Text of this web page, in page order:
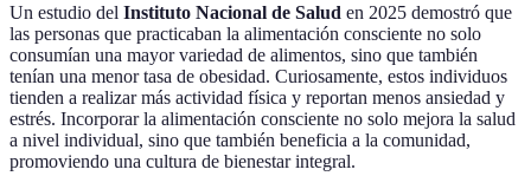
Un estudio del Instituto Nacional de Salud en 2025 demostró que
las personas que practicaban la alimentación consciente no solo
consumían una mayor variedad de alimentos, sino que también
tenían una menor tasa de obesidad. Curiosamente, estos individuos
tienden a realizar más actividad física y reportan menos ansiedad y
estrés. Incorporar la alimentación consciente no solo mejora la salud
a nivel individual, sino que también beneficia a la comunidad,
promoviendo una cultura de bienestar integral.